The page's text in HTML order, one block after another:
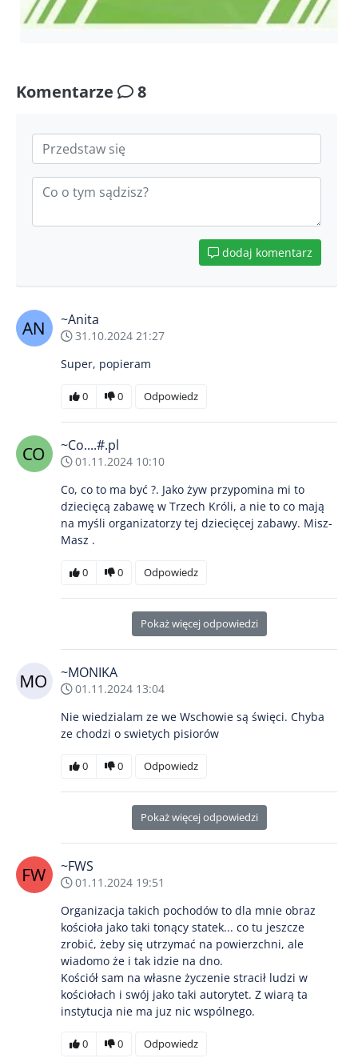
Komentarze 8
dodaj komentarz
~Anita
31.10.2024 21:27
Super, popieram
0 0 Odpowiedz
~Co....#.pl
01.11.2024 10:10
Co, co to ma być ?. Jako żyw przypomina mi to
dziecięcą zabawę w Trzech Króli, a nie to co mają
na myśli organizatorzy tej dziecięcej zabawy. Misz-
Masz .
0 0 Odpowiedz
Pokaż więcej odpowiedzi
~MONIKA
01.11.2024 13:04
Nie wiedzialam ze we Wschowie są święci. Chyba
ze chodzi o swietych pisiorów
0 0 Odpowiedz
Pokaż więcej odpowiedzi
~FWS
01.11.2024 19:51
Organizacja takich pochodów to dla mnie obraz
kościoła jako taki tonący statek... co tu jeszcze
zrobić, żeby się utrzymać na powierzchni, ale
wiadomo że i tak idzie na dno.
Kościół sam na własne życzenie stracił ludzi w
kościołach i swój jako taki autorytet. Z wiarą ta
instytucja nie ma juz nic wspólnego.
0 0 Odpowiedz